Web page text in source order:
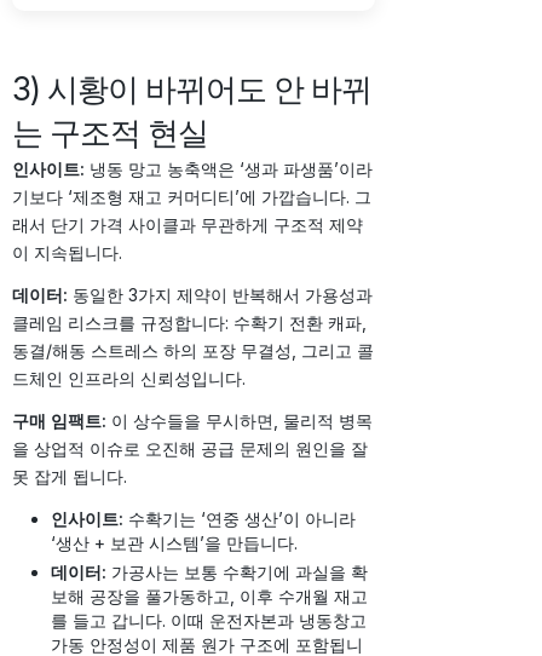
3) 시황이 바뀌어도 안 바뀌
는 구조적 현실
인사이트: 냉동 망고 농축액은 ‘생과 파생품’이라
기보다 ‘제조형 재고 커머디티’에 가깝습니다. 그
래서 단기 가격 사이클과 무관하게 구조적 제약
이 지속됩니다.
데이터: 동일한 3가지 제약이 반복해서 가용성과
클레임 리스크를 규정합니다: 수확기 전환 캐파,
동결/해동 스트레스 하의 포장 무결성, 그리고 콜
드체인 인프라의 신뢰성입니다.
구매 임팩트: 이 상수들을 무시하면, 물리적 병목
을 상업적 이슈로 오진해 공급 문제의 원인을 잘
못 잡게 됩니다.
인사이트: 수확기는 ‘연중 생산’이 아니라
‘생산 + 보관 시스템’을 만듭니다.
데이터: 가공사는 보통 수확기에 과실을 확
보해 공장을 풀가동하고, 이후 수개월 재고
를 들고 갑니다. 이때 운전자본과 냉동창고
가동 안정성이 제품 원가 구조에 포함됩니